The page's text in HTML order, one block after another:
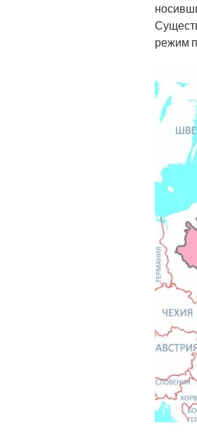
режим